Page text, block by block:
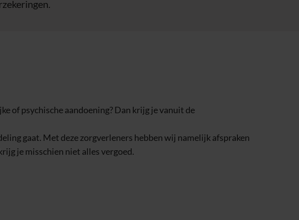
of psychische aandoening? Dan krijg je vanuit de
gaat. Met deze zorgverleners hebben wij namelijk afspraken
je misschien niet alles vergoed.